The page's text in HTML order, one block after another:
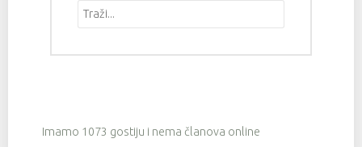
Imamo 1073 gostiju i nema članova online